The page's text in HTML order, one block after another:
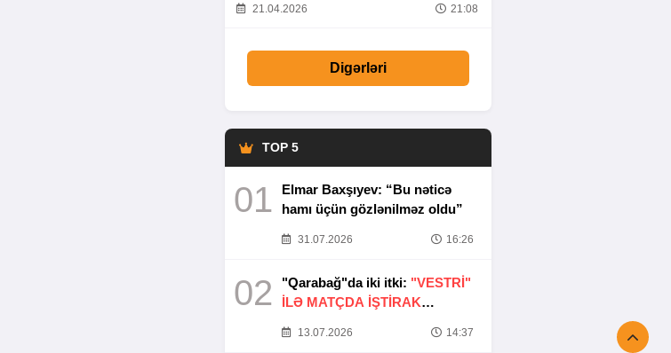
21.04.2026 21:08
Digərləri
TOP 5
01
Elmar Baxşıyev: “Bu nəticə
hamı üçün gözlənilməz oldu”
31.07.2026 16:26
02 "Qarabağ"da iki itki: "VESTRİ"
İLƏ MATÇDA İŞTİRAK
13.07.2026 14:37